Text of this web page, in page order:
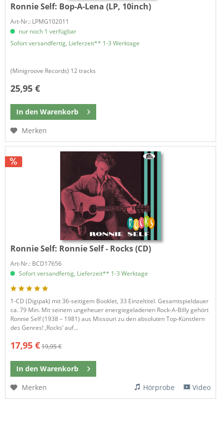
Ronnie Self: Bop-A-Lena (LP, 10inch)
Art-Nr.: LPMG102011
nur noch 1 verfügbar
Sofort versandfertig, Lieferzeit** 1-3 Werktage
(Minigroove Records) 12 tracks
25,95 €
In den Warenkorb
Merken
Ronnie Self: Ronnie Self - Rocks (CD)
Art-Nr.: BCD17656
Sofort versandfertig, Lieferzeit** 1-3 Werktage
1-CD (Digipak) mit 36-seitigem Booklet, 33 Einzeltitel. Gesamtspieldauer
ca. 79 Min. Mit seinem ungeheuer energiegeladenen Rock-A-Billy gehört
Ronnie Self (1938 – 1981) aus Missouri zu den absoluten Top-Künstlern
des Genres! ‚Rocks‘ auf...
17,95 €19,95 €
In den Warenkorb
Merken
Hörprobe Video